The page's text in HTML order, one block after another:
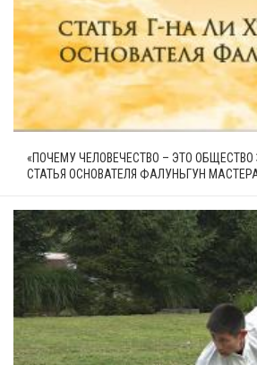
«ПОЧЕМУ ЧЕЛОВЕЧЕСТВО – ЭТО
СТАТЬЯ ОСНОВАТЕЛЯ ФАЛУНЬГУН